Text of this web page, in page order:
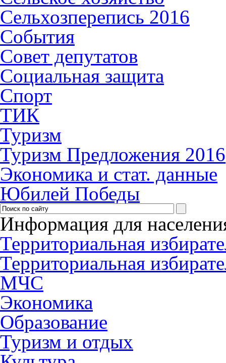
Сельхозперепись 2016
События
Совет депутатов
Социальная защита
Спорт
ТИК
Туризм
Туризм Предложения 2016
Экономика и стат. данные
Юбилей Победы
Информация для
Территориальная
Территориальная
МЧС
Экономика
Образование
Туризм и отдых